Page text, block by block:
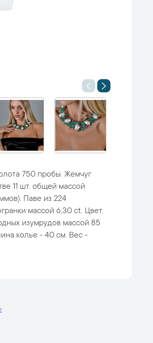
750 пробы. Жемчуг
11 шт. общей массой
Паве из 224
массой 6,30 ct. Цвет
изумрудов массой 85
колье - 40 см. Вес -